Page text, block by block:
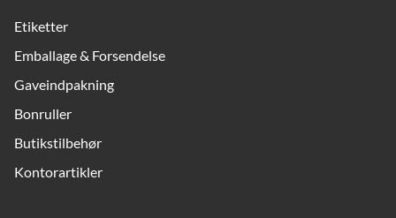
Etiketter
Emballage & Forsendelse
Gaveindpakning
Bonruller
Butikstilbehør
Kontorartikler